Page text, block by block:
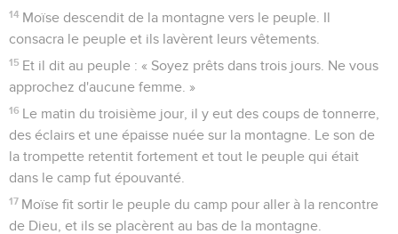
14 Moïse descendit de la montagne vers le peuple. Il
consacra le peuple et ils lavèrent leurs vêtements.
15 Et il dit au peuple : « Soyez prêts dans trois jours. Ne vous
approchez d'aucune femme. »
16 Le matin du troisième jour, il y eut des coups de tonnerre,
des éclairs et une épaisse nuée sur la montagne. Le son de
la trompette retentit fortement et tout le peuple qui était
dans le camp fut épouvanté.
17 Moïse fit sortir le peuple du camp pour aller à la rencontre
de Dieu, et ils se placèrent au bas de la montagne.